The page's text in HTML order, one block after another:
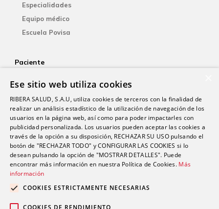
Especialidades
Equipo médico
Escuela Povisa
Paciente
YOsalud
Atención al paciente
Guía del paciente
Consentimiento informado
Paciente internacional
Investigación
Actualidad
Ese sitio web utiliza cookies
RIBERA SALUD, S.A.U, utiliza cookies de terceros con la finalidad de
realizar un análisis estadístico de la utilización de navegación de los
usuarios en la página web, así como para poder impactarles con
publicidad personalizada. Los usuarios pueden aceptar las cookies a
través de la opción a su disposición, RECHAZAR SU USO pulsando el
botón de "RECHAZAR TODO" y CONFIGURAR LAS COOKIES si lo
desean pulsando la opción de "MOSTRAR DETALLES". Puede
encontrar más información en nuestra Política de Cookies. Más
información
COOKIES ESTRICTAMENTE NECESARIAS
COOKIES DE RENDIMIENTO